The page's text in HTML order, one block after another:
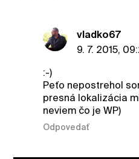
vladko67
9. 7. 2015,
:-)
Peťo nepostrehol
presná lokalizácia
neviem čo je WP)
Odpovedať